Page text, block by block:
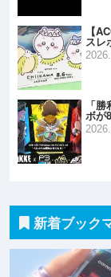
【
ス
「
ボが
新着ブック